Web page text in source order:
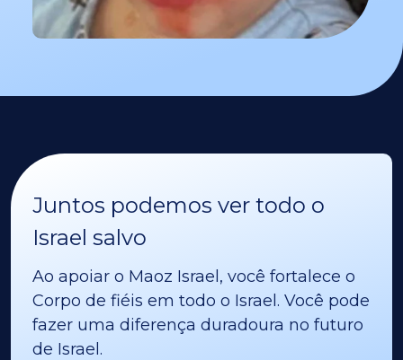
Juntos podemos ver todo o
Israel salvo
Ao apoiar o Maoz Israel, você fortalece o
Corpo de fiéis em todo o Israel. Você pode
fazer uma diferença duradoura no futuro
de Israel.